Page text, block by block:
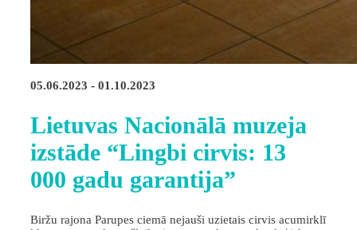
05.06.2023 - 01.10.2023
Lietuvas Nacionālā muzeja
izstāde “Lingbi cirvis: 13
000 gadu garantija”
Biržu rajona Parupes ciemā nejauši uzietais cirvis acumirklī